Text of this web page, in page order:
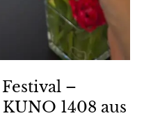
–
1408 aus